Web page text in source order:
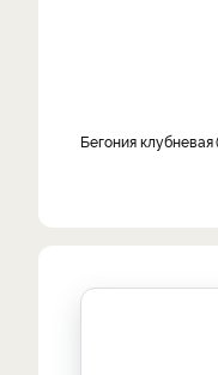
Бегония клубневая